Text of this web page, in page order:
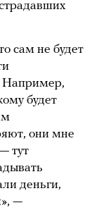
сам не будет
Например,
будет
они мне
тут
деньги,
—